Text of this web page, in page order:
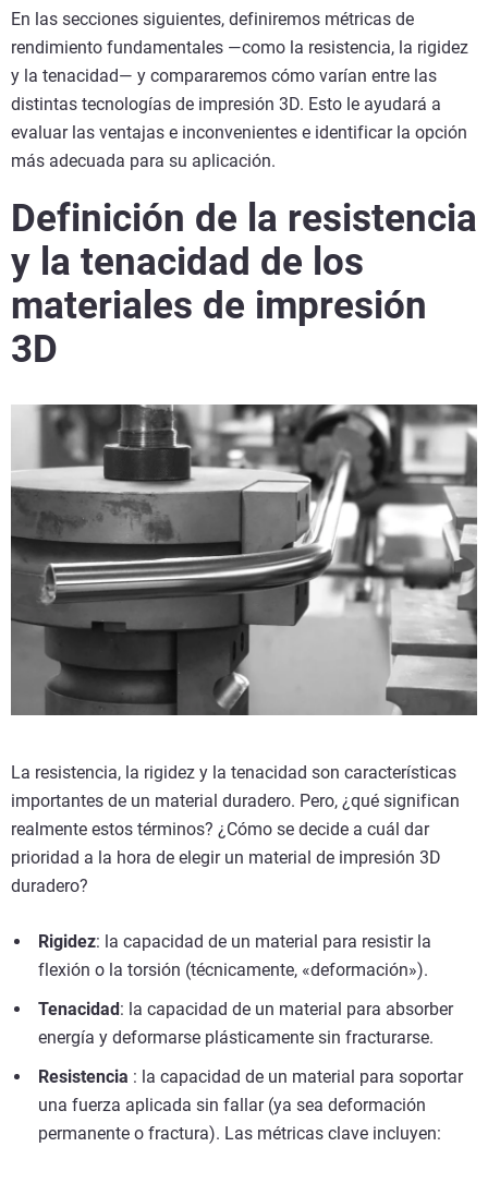
En las secciones siguientes, definiremos métricas de
rendimiento fundamentales —como la resistencia, la rigidez
y la tenacidad— y compararemos cómo varían entre las
distintas tecnologías de impresión 3D. Esto le ayudará a
evaluar las ventajas e inconvenientes e identificar la opción
más adecuada para su aplicación.
Definición de la resistencia
y la tenacidad de los
materiales de impresión
3D
La resistencia, la rigidez y la tenacidad son características
importantes de un material duradero. Pero, ¿qué significan
realmente estos términos? ¿Cómo se decide a cuál dar
prioridad a la hora de elegir un material de impresión 3D
duradero?
Rigidez: la capacidad de un material para resistir la
flexión o la torsión (técnicamente, «deformación»).
Tenacidad: la capacidad de un material para absorber
energía y deformarse plásticamente sin fracturarse.
Resistencia : la capacidad de un material para soportar
una fuerza aplicada sin fallar (ya sea deformación
permanente o fractura). Las métricas clave incluyen: